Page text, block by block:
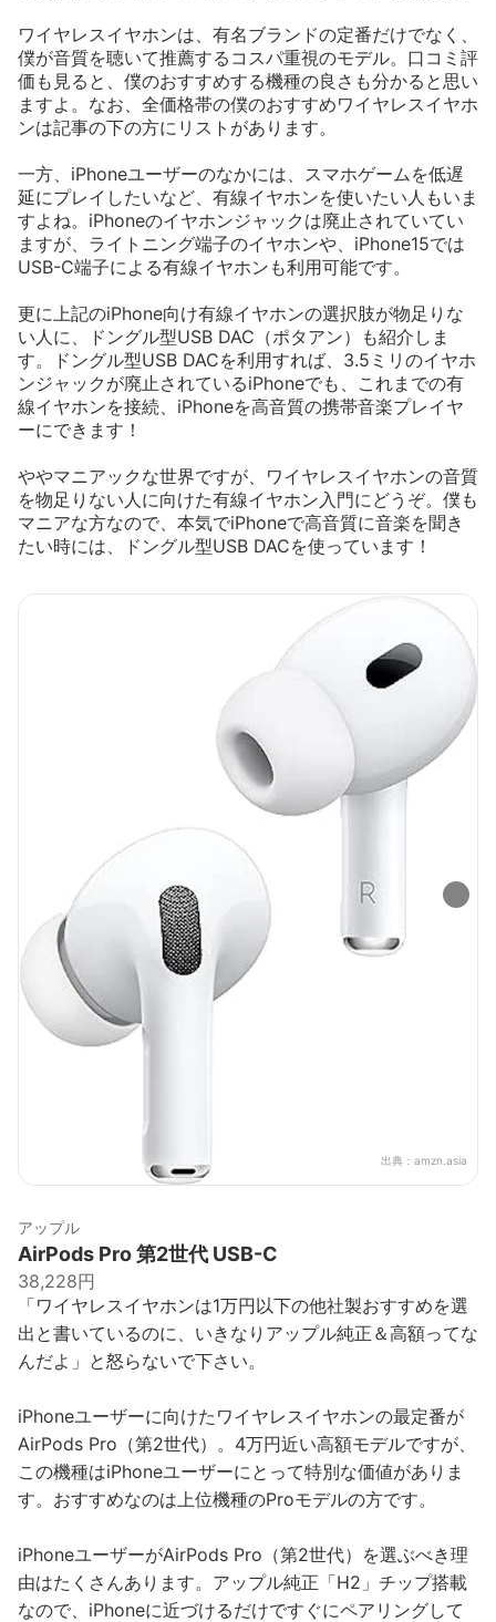
ワイヤレスイヤホンは、有名ブランドの定番だけでなく、
僕が音質を聴いて推薦するコスパ重視のモデル。口コミ評
価も見ると、僕のおすすめする機種の良さも分かると思い
ますよ。なお、全価格帯の僕のおすすめワイヤレスイヤホ
ンは記事の下の方にリストがあります。
一方、iPhoneユーザーのなかには、スマホゲームを低遅
延にプレイしたいなど、有線イヤホンを使いたい人もいま
すよね。iPhoneのイヤホンジャックは廃止されていてい
ますが、ライトニング端子のイヤホンや、iPhone15では
USB-C端子による有線イヤホンも利用可能です。
更に上記のiPhone向け有線イヤホンの選択肢が物足りな
い人に、ドングル型USB DAC（ポタアン）も紹介しま
す。ドングル型USB DACを利用すれば、3.5ミリのイヤホ
ンジャックが廃止されているiPhoneでも、これまでの有
線イヤホンを接続、iPhoneを高音質の携帯音楽プレイヤ
ーにできます！
ややマニアックな世界ですが、ワイヤレスイヤホンの音質
を物足りない人に向けた有線イヤホン入門にどうぞ。僕も
マニアな方なので、本気でiPhoneで高音質に音楽を聞き
たい時には、ドングル型USB DACを使っています！
出典： amzn.asia
アップル
AirPods Pro 第2世代 USB-C
38,228円
「ワイヤレスイヤホンは1万円以下の他社製おすすめを選
出と書いているのに、いきなりアップル純正＆高額ってな
んだよ」と怒らないで下さい。
iPhoneユーザーに向けたワイヤレスイヤホンの最定番が
AirPods Pro（第2世代）。4万円近い高額モデルですが、
この機種はiPhoneユーザーにとって特別な価値がありま
す。おすすめなのは上位機種のProモデルの方です。
iPhoneユーザーがAirPods Pro（第2世代）を選ぶべき理
由はたくさんあります。アップル純正「H2」チップ搭載
なので、iPhoneに近づけるだけですぐにペアリングして